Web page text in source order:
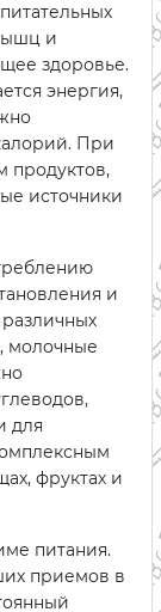
и
здоровье.
энергия,
При
продуктов,
источники
и
молочные
для
фруктах и
питания.
приемов в